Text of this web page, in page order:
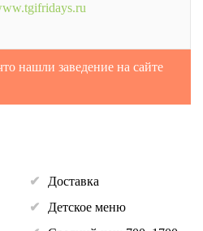
нашли заведение на сайте
Доставка
Детское меню